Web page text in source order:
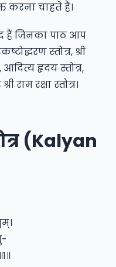
करना चाहते हैं।
हैं जिनका पाठ आप
स्तोत्र, श्री
, आदित्य हृदय स्तोत्र,
श्री राम रक्षा स्तोत्र।
(Kalyan